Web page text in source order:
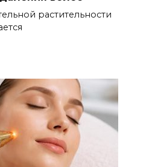
растительности